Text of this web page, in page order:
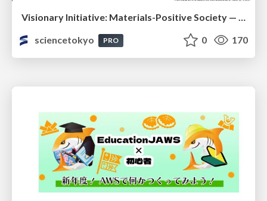
Visionary Initiative: Materials-Positive Society — Evolving “Things,” empowering a positive society | Science Tokyo
sciencetokyo
PRO 0 170